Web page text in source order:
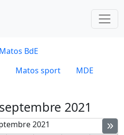
Matos BdE
Matos sport
MDE
2021
2021